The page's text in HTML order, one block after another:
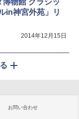
in神宮外苑」リ
2014年12月15日
お問い合わせ